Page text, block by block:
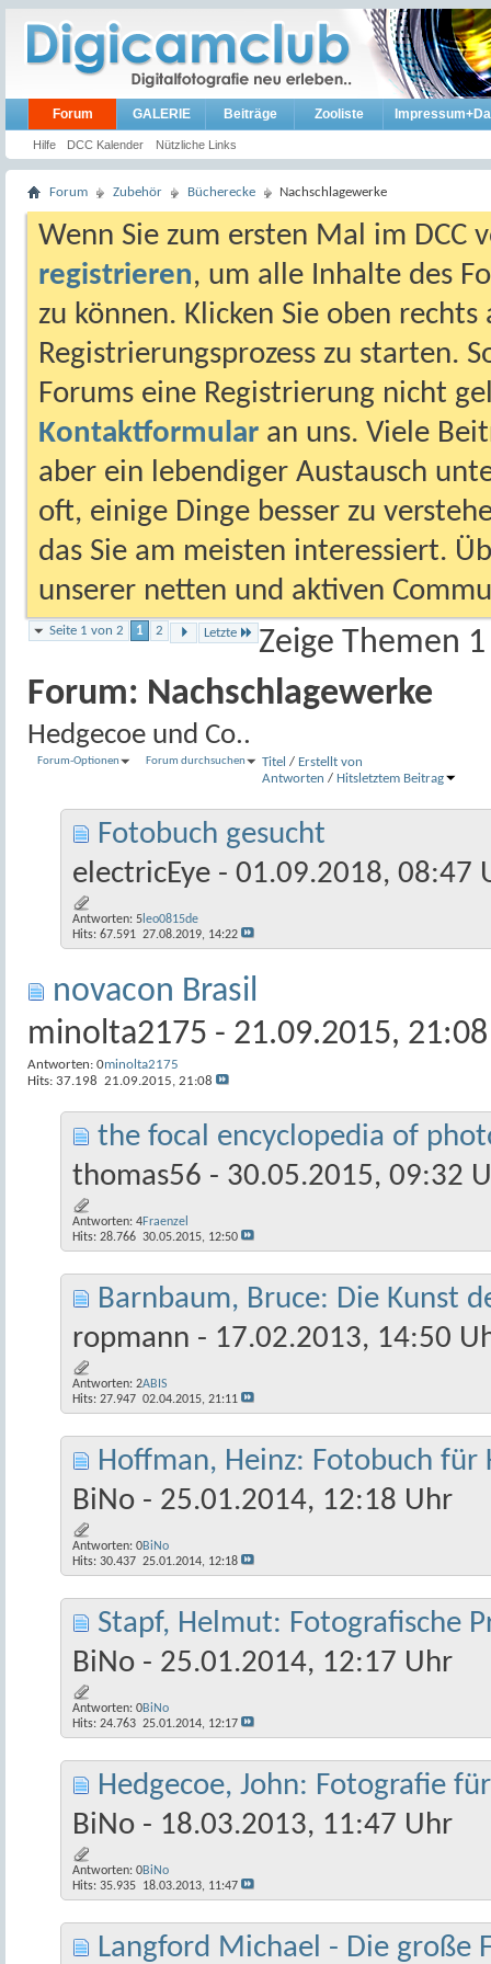
Forum
Hilfe DCC Kalender Nützliche Links
GALERIE Beiträge Zooliste
Forum Zubehör Bücherecke Nachschlagewerke
Wenn Sie zum ersten Mal im DCC
registrieren, um alle Inhalte des
zu können. Klicken Sie oben
Registrierungsprozess zu starten.
Forums eine Registrierung nicht
Kontaktformular an uns. Viele
aber ein lebendiger Austausch
oft, einige Dinge besser zu
das Sie am meisten interessiert.
unserer netten und aktiven
Seite 1 von 2 1 2 Letzte Zeige Themen
Forum: Nachschlagewerke
Hedgecoe und Co..
Forum-Optionen Forum durchsuchen Titel / Erstellt von
Antworten / Hits letztem Beitrag
Fotobuch gesucht
electricEye - 01.09.2018, 08:47
Antworten: 5
Hits: 67.591
leo0815de
27.08.2019, 14:22
novacon Brasil
minolta2175 - 21.09.2015,
Antworten: 0
Hits: 37.198
minolta2175
21.09.2015, 21:08
the focal encyclopedia of
thomas56 - 30.05.2015, 09:32
Antworten: 4
Hits: 28.766
Fraenzel
30.05.2015, 12:50
Barnbaum, Bruce: Die Kunst
ropmann - 17.02.2013, 14:50
Antworten: 2
Hits: 27.947
ABIS
02.04.2015, 21:11
Hoffman, Heinz: Fotobuch für
BiNo - 25.01.2014, 12:18 Uhr
Antworten: 0
Hits: 30.437
BiNo
25.01.2014, 12:18
Stapf, Helmut: Fotografische
BiNo - 25.01.2014, 12:17 Uhr
Antworten: 0
Hits: 24.763
BiNo
25.01.2014, 12:17
Hedgecoe, John: Fotografie
BiNo - 18.03.2013, 11:47 Uhr
Antworten: 0
Hits: 35.935
BiNo
18.03.2013, 11:47
Langford Michael - Die große